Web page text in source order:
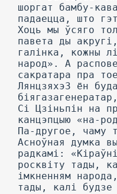
шоргат бамбу-
падаецца, што
Хоць мы ўсяго
павета ды
галінка, кожны
народ». А
сакратара пра
Лянцзяхэ3 ён
Сі Цзіньпін на
канцэпцыю «на-
Па-другое, чаму
Асноўная думка
радкамі:
росквіту тады,
імкненням
тады, калі будзе